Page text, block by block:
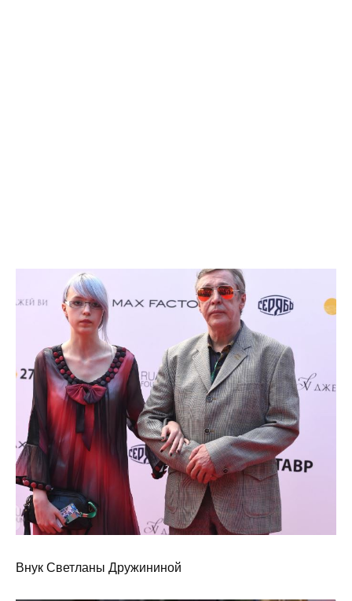
Внук Светланы Дружининой